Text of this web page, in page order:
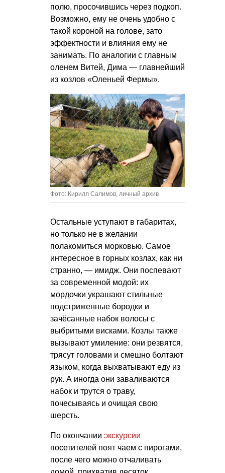
полю, просочившись через подкоп.
Возможно, ему не очень удобно с
такой короной на голове, зато
эффектности и влияния ему не
занимать. По аналогии с главным
оленем Витей, Дима — главнейший
из козлов «Оленьей Фермы».
Фото: Кирилл Салимов, личный архив
Остальные уступают в габаритах,
но только не в желании
полакомиться морковью. Самое
интересное в горных козлах, как ни
странно, — имидж. Они поспевают
за современной модой: их
мордочки украшают стильные
подстриженные бородки и
зачёсанные набок волосы с
выбритыми висками. Козлы также
вызывают умиление: они резвятся,
трясут головами и смешно болтают
языком, когда выхватывают еду из
рук. А иногда они заваливаются
набок и трутся о траву,
почесываясь и очищая свою
шерсть.
По окончании экскурсии
посетителей поят чаем с пирогами,
после чего можно отчаливать